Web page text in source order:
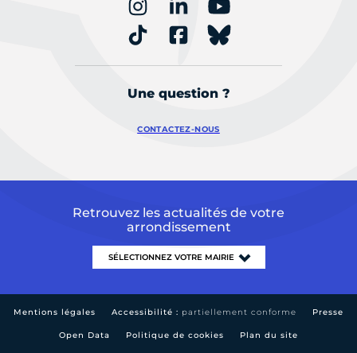
Une question ?
CONTACTEZ-NOUS
Retrouvez les actualités de votre
arrondissement
Mentions légales Accessibilité : partiellement conforme Presse
Open Data Politique de cookies Plan du site